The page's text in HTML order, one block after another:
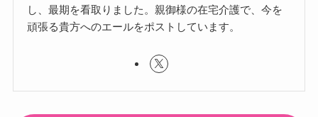
し、最期を看取りました。親御様の在宅介護で、今を
頑張る貴方へのエールをポストしています。